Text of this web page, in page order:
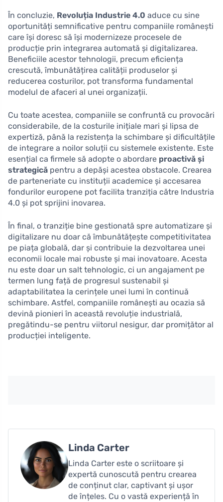
În concluzie, Revoluția Industrie 4.0 aduce cu sine
oportunități semnificative pentru companiile românești
care își doresc să își modernizeze procesele de
producție prin integrarea automată și digitalizarea.
Beneficiile acestor tehnologii, precum eficiența
crescută, îmbunătățirea calității produselor și
reducerea costurilor, pot transforma fundamental
modelul de afaceri al unei organizații.
Cu toate acestea, companiile se confruntă cu provocări
considerabile, de la costurile inițiale mari și lipsa de
expertiză, până la rezistența la schimbare și dificultățile
de integrare a noilor soluții cu sistemele existente. Este
esențial ca firmele să adopte o abordare proactivă și
strategică pentru a depăși acestea obstacole. Crearea
de parteneriate cu instituții academice și accesarea
fondurilor europene pot facilita tranziția către Industria
4.0 și pot sprijini inovarea.
În final, o tranziție bine gestionată spre automatizare și
digitalizare nu doar că îmbunătățește competitivitatea
pe piața globală, dar și contribuie la dezvoltarea unei
economii locale mai robuste și mai inovatoare. Acesta
nu este doar un salt tehnologic, ci un angajament pe
termen lung față de progresul sustenabil și
adaptabilitatea la cerințele unei lumi în continuă
schimbare. Astfel, companiile românești au ocazia să
devină pionieri în această revoluție industrială,
pregătindu-se pentru viitorul nesigur, dar promițător al
producției inteligente.
Linda Carter
Linda Carter este o scriitoare și
expertă cunoscută pentru crearea
de conținut clar, captivant și ușor
de înțeles. Cu o vastă experiență în